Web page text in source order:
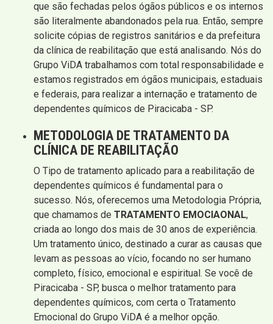
que são fechadas pelos ógãos públicos e os internos
são literalmente abandonados pela rua. Então, sempre
solicite cópias de registros sanitários e da prefeitura
da clínica de reabilitação que está analisando. Nós do
Grupo ViDA trabalhamos com total responsabilidade e
estamos registrados em ógãos municipais, estaduais
e federais, para realizar a internação e tratamento de
dependentes químicos de Piracicaba - SP.
METODOLOGIA DE TRATAMENTO DA
CLÍNICA DE REABILITAÇÃO
O Tipo de tratamento aplicado para a reabilitação de
dependentes químicos é fundamental para o
sucesso. Nós, oferecemos uma Metodologia Própria,
que chamamos de TRATAMENTO EMOCIAONAL,
criada ao longo dos mais de 30 anos de experiência.
Um tratamento único, destinado a curar as causas que
levam as pessoas ao vício, focando no ser humano
completo, físico, emocional e espiritual. Se você de
Piracicaba - SP, busca o melhor tratamento para
dependentes químicos, com certa o Tratamento
Emocional do Grupo ViDA é a melhor opção.